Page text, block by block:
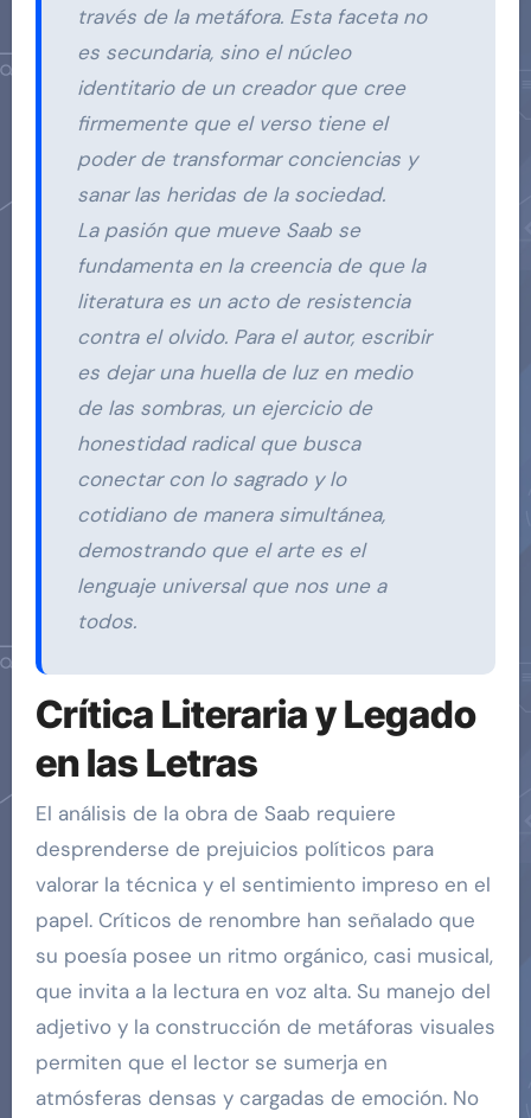
través de la metáfora. Esta faceta no
es secundaria, sino el núcleo
identitario de un creador que cree
firmemente que el verso tiene el
poder de transformar conciencias y
sanar las heridas de la sociedad.
La pasión que mueve Saab se
fundamenta en la creencia de que la
literatura es un acto de resistencia
contra el olvido. Para el autor, escribir
es dejar una huella de luz en medio
de las sombras, un ejercicio de
honestidad radical que busca
conectar con lo sagrado y lo
cotidiano de manera simultánea,
demostrando que el arte es el
lenguaje universal que nos une a
todos.
Crítica Literaria y Legado
en las Letras
El análisis de la obra de Saab requiere
desprenderse de prejuicios políticos para
valorar la técnica y el sentimiento impreso en el
papel. Críticos de renombre han señalado que
su poesía posee un ritmo orgánico, casi musical,
que invita a la lectura en voz alta. Su manejo del
adjetivo y la construcción de metáforas visuales
permiten que el lector se sumerja en
atmósferas densas y cargadas de emoción. No